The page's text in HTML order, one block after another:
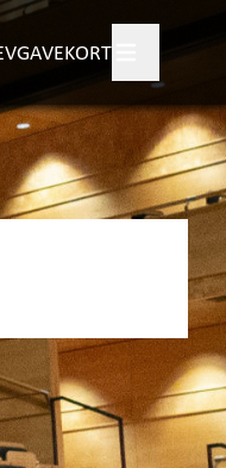
GAVEKORT
+